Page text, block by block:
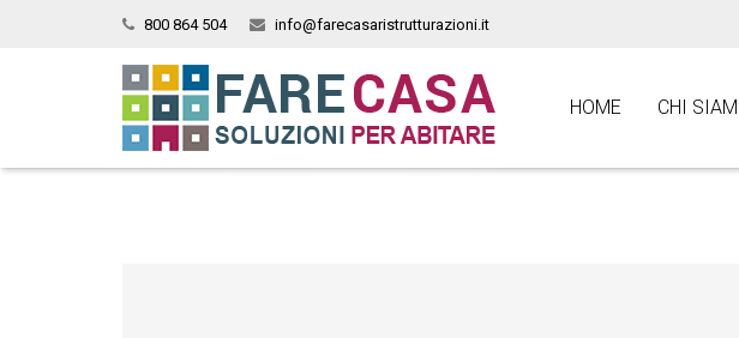
800 864 504 info@farecasaristrutturazioni.it
HOME CHI